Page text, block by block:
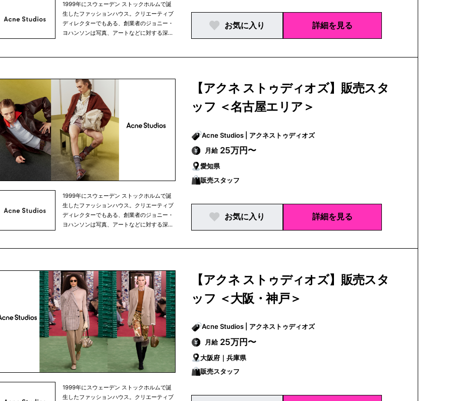
1999年にスウェーデン ストックホルムで誕
生したファッションハウス。クリエーティブ
ディレクターでもある、創業者のジョニー・
ヨハンソンは写真、アートなどに対する深い
に加えやすく、メンズ、ウィメンズ共にウェ
アからシューズ、アクセサリーまで幅広く展
開しています。 創業当初は、スカンジナビア
半島中心にブランドを展開していましたが、
現在はニューヨーク、ロンドン、パリ、東京
と世界中にショップを構えています。
お気に入り 詳細を見る
1999年にスウェーデン ストックホルムで誕
生したファッションハウス。クリエーティブ
ディレクターでもある、創業者のジョニー・
ヨハンソンは写真、アートなどに対する深い
に加えやすく、メンズ、ウィメンズ共にウェ
アからシューズ、アクセサリーまで幅広く展
開しています。 創業当初は、スカンジナビア
半島中心にブランドを展開していましたが、
現在はニューヨーク、ロンドン、パリ、東京
と世界中にショップを構えています。
【アクネ ストゥディオズ】販売スタ
ッフ ＜名古屋エリア＞
Acne Studios | アクネストゥディオズ
月給 25万円〜
愛知県
販売スタッフ
お気に入り 詳細を見る
1999年にスウェーデン ストックホルムで誕
生したファッションハウス。クリエーティブ
【アクネ ストゥディオズ】販売スタ
ッフ ＜大阪・神戸＞
Acne Studios | アクネストゥディオズ
月給 25万円〜
大阪府｜兵庫県
販売スタッフ